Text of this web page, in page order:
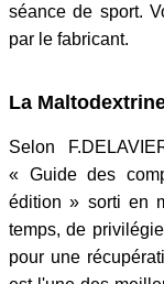
séance de sport.
par le fabricant.
La
Selon
« Guide des
édition » sorti en
temps, de
pour une